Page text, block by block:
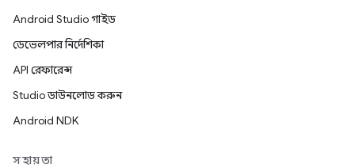
Android Studio গাইড
ডেভেলপার নির্দেশিকা
API রেফারেন্স
Studio ডাউনলোড করুন
Android NDK
সহায়তা